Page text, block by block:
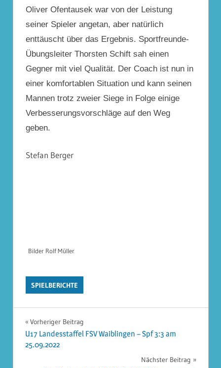
Oliver Ofentausek war von der Leistung
seiner Spieler angetan, aber natürlich
enttäuscht über das Ergebnis. Sportfreunde-
Übungsleiter Thorsten Schift sah einen
Gegner mit viel Qualität. Der Coach ist nun in
einer komfortablen Situation und kann seinen
Mannen trotz zweier Siege in Folge einige
Verbesserungsvorschläge auf den Weg
geben.
Stefan Berger
Bilder Rolf Müller
SPIELBERICHTE
Beitragsnavigation
Vorheriger Beitrag
U17 Landesstaffel FSV Waiblingen – Spf 3:3 am
25.09.2022
Nächster Beitrag